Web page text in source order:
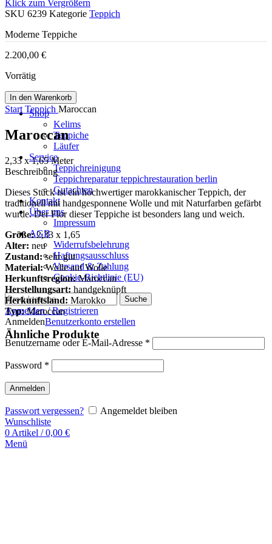
Shop
Kelims
Teppiche
Läufer
Service
Teppichreinigung
Teppichreparatur teppichrestauration berlin
Gutachten
Kontakt
Über uns
Impressum
AGB
Widerrufsbelehrung
Haftungsausschluss
Versand & Zahlung
Cookie-Richtlinie (EU)
Suche
Anmelden / Registrieren
AnmeldenBenutzerkonto erstellen
Benutzername oder E-Mail-Adresse *
Password *
Anmelden
Passwort vergessen?
Angemeldet bleiben
Wunschliste
0 Artikel / 0,00 €
Menü
Klick zum Vergrößern
SKU 6239 Kategorie Teppich
Moderne Teppiche
2.200,00 €
Vorrätig
In den Warenkorb
Start Teppich Maroccan
Maroccan
2,33 x 1,65 Meter
Beschreibung
Dieses Stück ist ein hochwertiger marokkanischer Teppich, der
traditionell mit handgesponnene Wolle und mit Naturfarben gefärbt
wurde. Der Flor dieser Teppiche ist besonders lang und weich.
Größe:2,33 x 1,65
Alter: neu
Zustand:sehr gut
Material:Wolle auf Wolle
Herkunftsregion:Maroccan
Herstellungsart: handgeknüpft
Herkunftsland: Marokko
Typ:Maroccan
Ähnliche Produkte